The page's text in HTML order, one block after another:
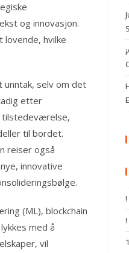
og innovasjon.
lovende, hvilke
unntak, selv om det
etter
tilstedeværelse,
til bordet.
reiser også
innovative
(ML), blockchain
med å
vil
1